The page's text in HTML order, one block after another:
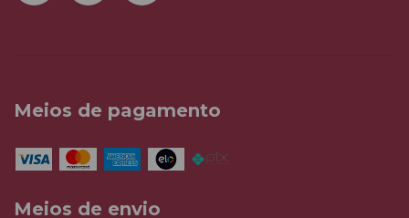
Meios de pagamento
Meios de envio